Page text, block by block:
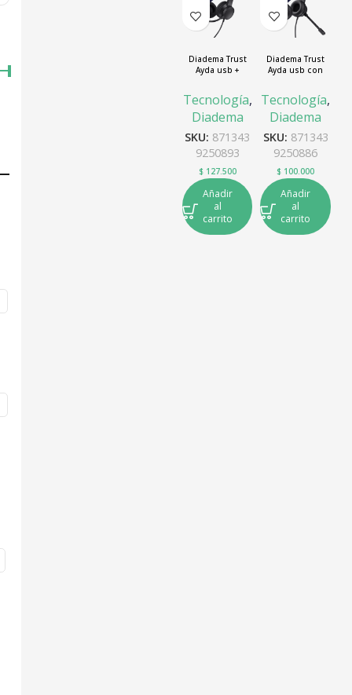
Diadema Trust
Ayda usb +
ruido
Tecnología,
Diadema
SKU: 871343
9250893
$127.500
Añadir
al
carrito
Diadema Trust
Ayda usb con
Tecnología,
Diadema
SKU: 871343
9250886
$ 100.000
Añadir
al
carrito